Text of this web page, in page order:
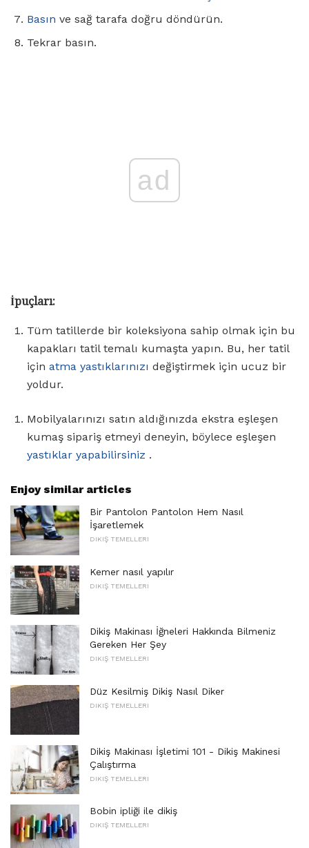
Basın ve sağ tarafa doğru döndürün.
Tekrar basın.
ad
İpuçları:
Tüm tatillerde bir koleksiyona sahip olmak için bu
kapakları tatil temalı kumaşta yapın. Bu, her tatil
için atma yastıklarınızı değiştirmek için ucuz bir
yoldur.
Mobilyalarınızı satın aldığınızda ekstra eşleşen
kumaş sipariş etmeyi deneyin, böylece eşleşen
yastıklar yapabilirsiniz .
Enjoy similar articles
Bir Pantolon Pantolon Hem Nasıl
İşaretlemek
DIKIŞ TEMELLERI
Kemer nasıl yapılır
DIKIŞ TEMELLERI
Dikiş Makinası İğneleri Hakkında Bilmeniz
Gereken Her Şey
DIKIŞ TEMELLERI
Düz Kesilmiş Dikiş Nasıl Diker
DIKIŞ TEMELLERI
Dikiş Makinası İşletimi 101 - Dikiş Makinesi
Çalıştırma
DIKIŞ TEMELLERI
Bobin ipliği ile dikiş
DIKIŞ TEMELLERI